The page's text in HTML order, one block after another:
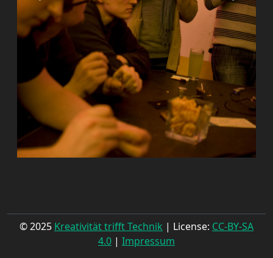
© 2025 Kreativität trifft Technik | License: CC-BY-SA
4.0 | Impressum